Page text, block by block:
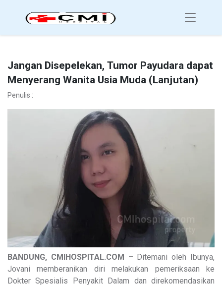
Jangan Disepelekan, Tumor Payudara dapat
Menyerang Wanita Usia Muda (Lanjutan)
Penulis :
BANDUNG, CMIHOSPITAL.COM – Ditemani oleh Ibunya,
Jovani memberanikan diri melakukan pemeriksaan ke
Dokter Spesialis Penyakit Dalam dan direkomendasikan